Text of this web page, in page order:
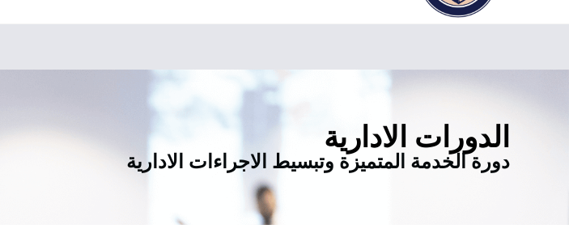
الدورات الادارية
دورة الخدمة المتميزة وتبسيط الاجراءات الادارية